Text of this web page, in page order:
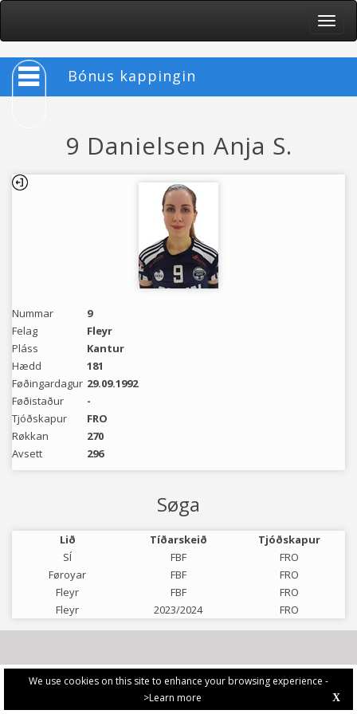
We use cookies on this site to enhance your browsing experience -
>Learn more
X
Toggle
Bónus kappingin
9 Danielsen Anja S.
Nummar
9
Felag
Fleyr
Pláss
Kantur
Hædd
181
Føðingardagur 29.09.1992
Føðistaður
-
Tjóðskapur
FRO
Røkkan
270
Avsett
296
Søga
Lið Tíðarskeið
Tjóðskapur
SÍ
FBF
FRO
Føroyar
FBF
FRO
Fleyr
FBF
FRO
Fleyr
2023/2024 FRO